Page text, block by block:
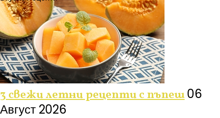
3 свежи летни рецепти с пъпеш06
Август 2026